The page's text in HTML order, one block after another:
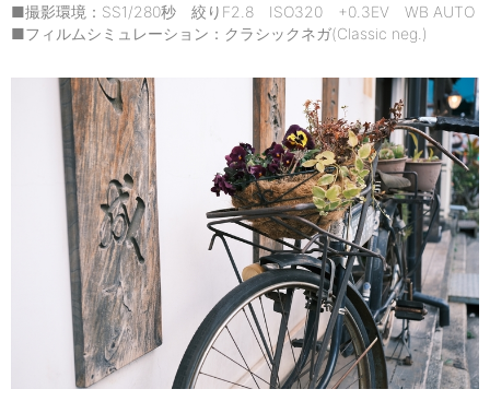
■撮影環境：SS1/280秒 絞りF2.8 ISO320 +0.3EV WB AUTO
■フィルムシミュレーション：クラシックネガ(Classic neg.)